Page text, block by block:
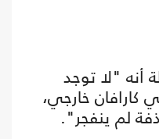
أنه "لا توجد
خارجي،
لم ينفجر".